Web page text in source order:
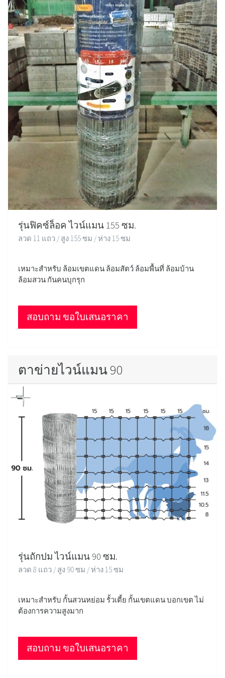
รุ่นฟิคซ์ล็อค ไวน์แมน 155 ซม.
ลวด 11 แถว / สูง 155 ซม / ห่าง 15 ซม
เหมาะสำหรับ ล้อมเขตแดน ล้อมสัตว์ ล้อมพื้นที่ ล้อมบ้าน
ล้อมสวน กันคนบุกรุก
สอบถาม ขอใบเสนอราคา
ตาข่ายไวน์แมน 90
รุ่นถักปม ไวน์แมน 90 ซม.
ลวด 8 แถว / สูง 90 ซม / ห่าง 15 ซม
เหมาะสำหรับ กั้นสวนหย่อม รั้วเตี้ย กั้นเขตแดน บอกเขต ไม่
ต้องการความสูงมาก
สอบถาม ขอใบเสนอราคา